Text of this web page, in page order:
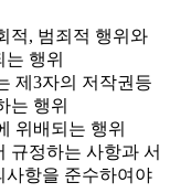
적, 범죄적 행위와
행위
제3자의 저작권등
는 행위
위배되는 행위
정하는 사항과 서
사항을 준수하여야